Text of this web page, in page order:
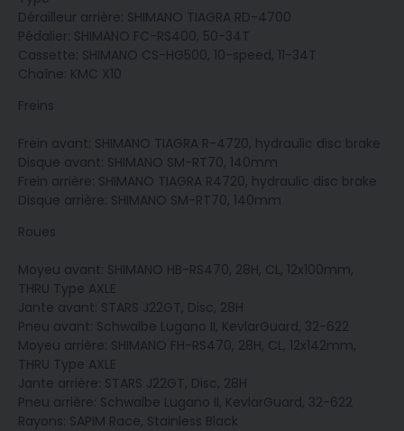
Dérailleur arrière: SHIMANO TIAGRA RD-4700
Pédalier: SHIMANO FC-RS400, 50-34T
Cassette: SHIMANO CS-HG500, 10-speed, 11-34T
Chaîne: KMC X10
Freins
Frein avant: SHIMANO TIAGRA R-4720, hydraulic disc brake
Disque avant: SHIMANO SM-RT70, 140mm
Frein arrière: SHIMANO TIAGRA R4720, hydraulic disc brake
Disque arrière: SHIMANO SM-RT70, 140mm
Roues
Moyeu avant: SHIMANO HB-RS470, 28H, CL, 12x100mm,
THRU Type AXLE
Jante avant: STARS J22GT, Disc, 28H
Pneu avant: Schwalbe Lugano II, KevlarGuard, 32-622
Moyeu arrière: SHIMANO FH-RS470, 28H, CL, 12x142mm,
THRU Type AXLE
Jante arrière: STARS J22GT, Disc, 28H
Pneu arrière: Schwalbe Lugano II, KevlarGuard, 32-622
Rayons: SAPIM Race, Stainless Black